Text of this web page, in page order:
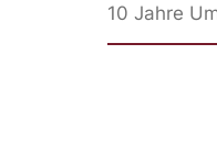
10 Jahre